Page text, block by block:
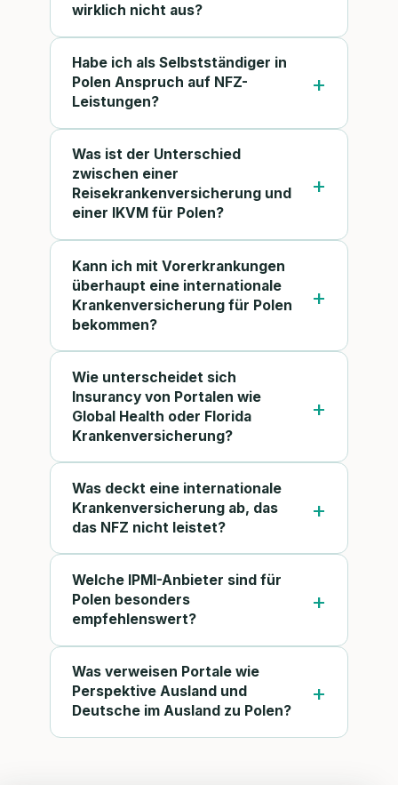
wirklich nicht aus?
Habe ich als Selbstständiger in
Polen Anspruch auf NFZ-
Leistungen?
Was ist der Unterschied
zwischen einer
Reisekrankenversicherung und
einer IKVM für Polen?
Kann ich mit Vorerkrankungen
überhaupt eine internationale
Krankenversicherung für Polen
bekommen?
Wie unterscheidet sich
Insurancy von Portalen wie
Global Health oder Florida
Krankenversicherung?
Was deckt eine internationale
Krankenversicherung ab, das
das NFZ nicht leistet?
Welche IPMI-Anbieter sind für
Polen besonders
empfehlenswert?
Was verweisen Portale wie
Perspektive Ausland und
Deutsche im Ausland zu Polen?